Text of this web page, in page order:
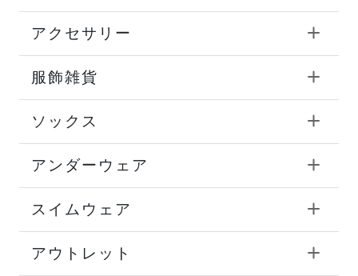
アクセサリー
服飾雑貨
ソックス
アンダーウェア
スイムウェア
アウトレット